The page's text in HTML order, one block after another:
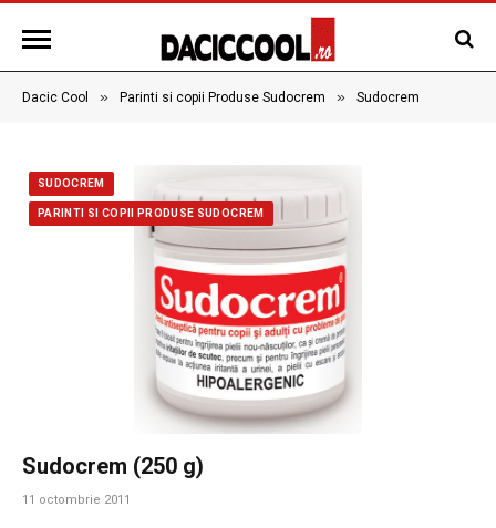
Dacic Cool » Parinti si copii Produse Sudocrem » Sudocrem
SUDOCREM
PARINTI SI COPII PRODUSE SUDOCREM
Sudocrem (250 g)
11 octombrie 2011